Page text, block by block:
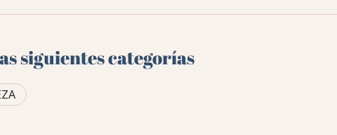
siguientes categorías